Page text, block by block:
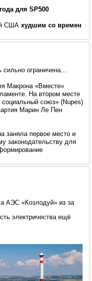
для SP500
США худшим со времен
ограничена...
Макрона «Вместе»
На втором месте
союз» (Nupes)
Марин Ле Пен
заняла первое место и
законодательству для
АЭС «Козлодуй» из за
электричества ещё